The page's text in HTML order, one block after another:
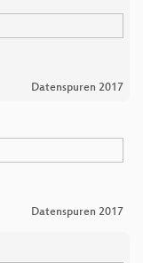
Datenspuren 2017
Datenspuren 2017